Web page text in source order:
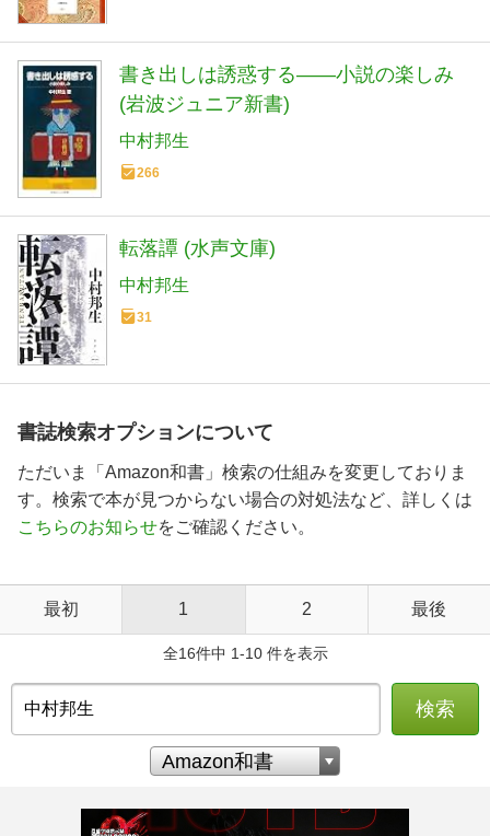
書き出しは誘惑する――小説の楽しみ
(岩波ジュニア新書)
中村邦生
266
転落譚 (水声文庫)
中村邦生
31
書誌検索オプションについて
ただいま「Amazon和書」検索の仕組みを変更しておりま
す。検索で本が見つからない場合の対処法など、詳しくは
こちらのお知らせをご確認ください。
最初 1 2 最後
全16件中 1-10 件を表示
検索